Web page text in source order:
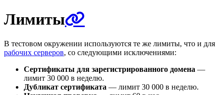
Лимиты
В тестовом окружении используются те же лимиты, что и для
рабочих серверов, со следующими исключениями:
Сертификаты для зарегистрированного домена —
лимит 30 000 в неделю.
Дубликат сертификата — лимит 30 000 в неделю.